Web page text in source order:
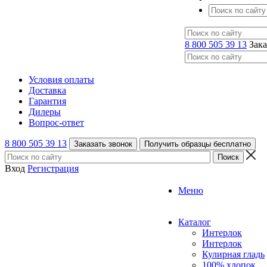
8 800 505 39 13
Условия оплаты
Доставка
Гарантия
Дилеры
Вопрос-ответ
8 800 505 39 13 Заказать звонок Получить образцы бесплатно
Вход Регистрация
Меню
Каталог
Интерлок
Интерлок
Кулирная гладь
100% хлопок